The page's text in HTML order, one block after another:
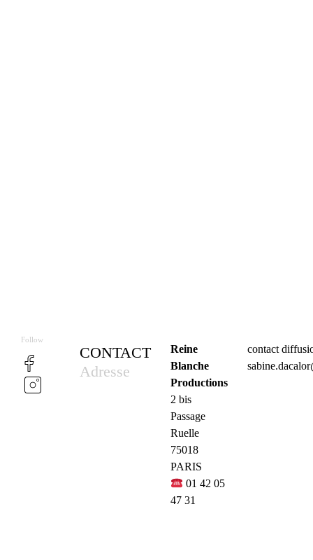
Follow
CONTACT
Adresse
Reine
Blanche
Productions
2 bis
Passage
Ruelle
75018
PARIS
01 42 05
47 31
contact